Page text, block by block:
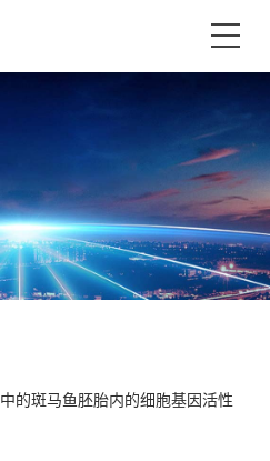
的斑马鱼胚胎内的细胞基因活性